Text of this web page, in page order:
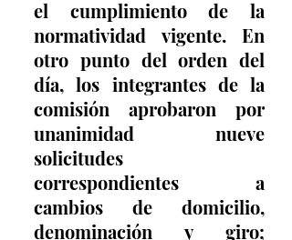
el cumplimiento de la
normatividad vigente. En
otro punto del orden del
día, los integrantes de la
comisión aprobaron por
unanimidad nueve
solicitudes
correspondientes a
cambios de domicilio,
denominación y giro;